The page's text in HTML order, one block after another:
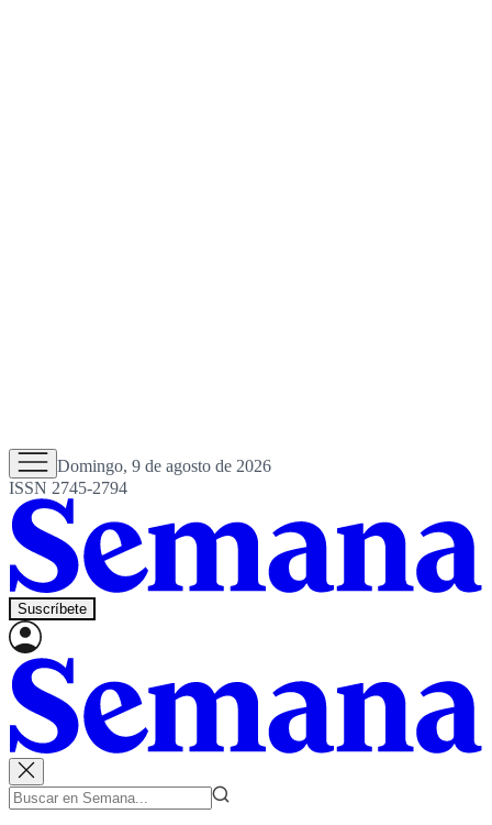
Domingo, 9 de agosto de 2026
ISSN 2745-2794
Suscríbete